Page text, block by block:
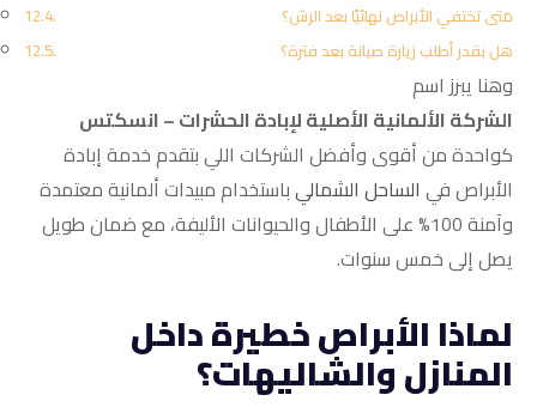
متى تختفي الأبراص نهائيًا بعد الرش؟
هل بقدر أطلب زيارة صيانة بعد فترة؟
وهنا يبرز اسم
الشركة الألمانية الأصلية لإبادة الحشرات – انسكتس
كواحدة من أقوى وأفضل الشركات اللي بتقدم خدمة إبادة
الأبراص في الساحل الشماليباستخدام مبيدات ألمانية معتمدة
وآمنة 100% على الأطفال والحيوانات الأليفة، مع ضمان طويل
يصل إلى خمس سنوات.
لماذا الأبراص خطيرة داخل
المنازل والشاليهات؟